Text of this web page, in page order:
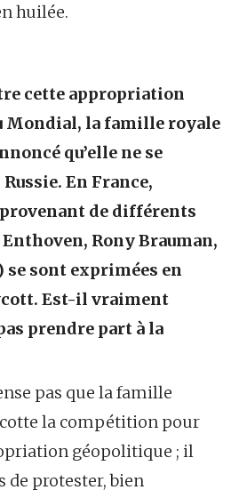
huilée.
cette appropriation
Mondial, la famille royale
qu’elle ne se
En France,
de différents
Rony Brauman,
se sont exprimées en
Est-il vraiment
prendre part à la
pas que la famille
la compétition pour
géopolitique ; il
de protester, bien